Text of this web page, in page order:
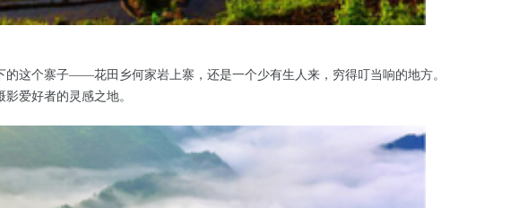
的这个寨子——花田乡何家岩上寨，还是一个少有生人来，穷得叮当响的地方。
爱好者的灵感之地。